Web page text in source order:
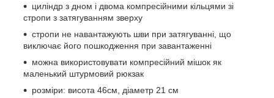
циліндр з дном і двома компресійними кільцями зі
стропи з затягуванням зверху
стропи не навантажують шви при затягуванні, що
виключає його пошкодження при завантаженні
можна використовувати компресійний мішок як
маленький штурмовий рюкзак
розміри: висота 46см, діаметр 21 см